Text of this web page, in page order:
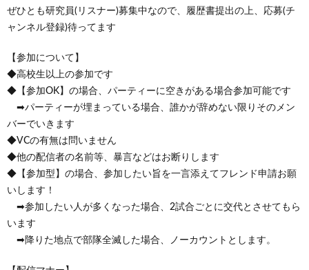
ぜひとも研究員(リスナー)募集中なので、履歴書提出の上、応募(チ
ャンネル登録)待ってます
【参加について】
◆高校生以上の参加です
◆【参加OK】の場合、パーティーに空きがある場合参加可能です
➡パーティーが埋まっている場合、誰かが辞めない限りそのメン
バーでいきます
◆VCの有無は問いません
◆他の配信者の名前等、暴言などはお断りします
◆【参加型】の場合、参加したい旨を一言添えてフレンド申請お願
いします！
➡参加したい人が多くなった場合、2試合ごとに交代とさせてもら
います
➡降りた地点で部隊全滅した場合、ノーカウントとします。